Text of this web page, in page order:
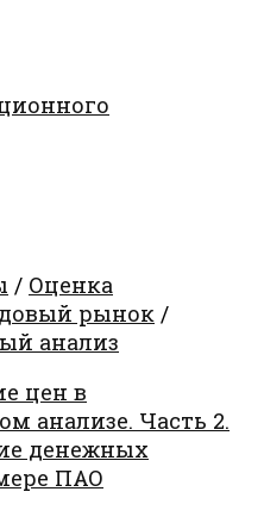
/ Оценка
рынок /
анализ
цен в
анализе. Часть 2.
денежных
ПАО